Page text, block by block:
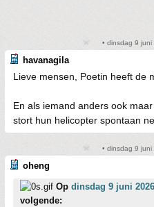
• dinsdag 9
havanagila
Lieve mensen, Poetin heeft de
En als iemand anders ook
stort hun helicopter spontaan
• dinsdag 9
oheng
Op dinsdag 9 juni
volgende: